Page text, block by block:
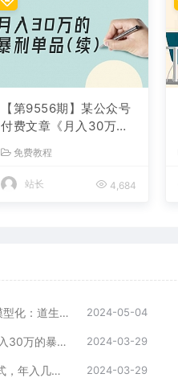
【第9556期】某公众号
付费文章《月入30万的
四千，非常暴利
免费教程
站长 4,684
【第10049期】某公众号付费文章《模型化：道生一，一生二，二生三，三生万物！》 2024-05-04
【第9556期】某公众号付费文章《月入30万的暴利单品(续)》客单价三四千，非常暴利 2024-03-29
【第9540期】真实有效391套商业模式，年入几十到几百万案例解析（电子书+视频+图文） 2024-03-29